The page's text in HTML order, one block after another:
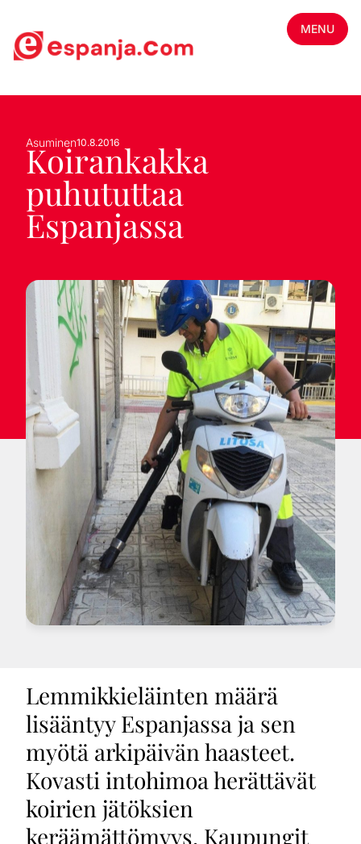
MENU
Asuminen10.8.2016
Koirankakka
puhututtaa
Espanjassa
Lemmikkieläinten määrä
lisääntyy Espanjassa ja sen
myötä arkipäivän haasteet.
Kovasti intohimoa herättävät
koirien jätöksien
keräämättömyys. Kaupungit